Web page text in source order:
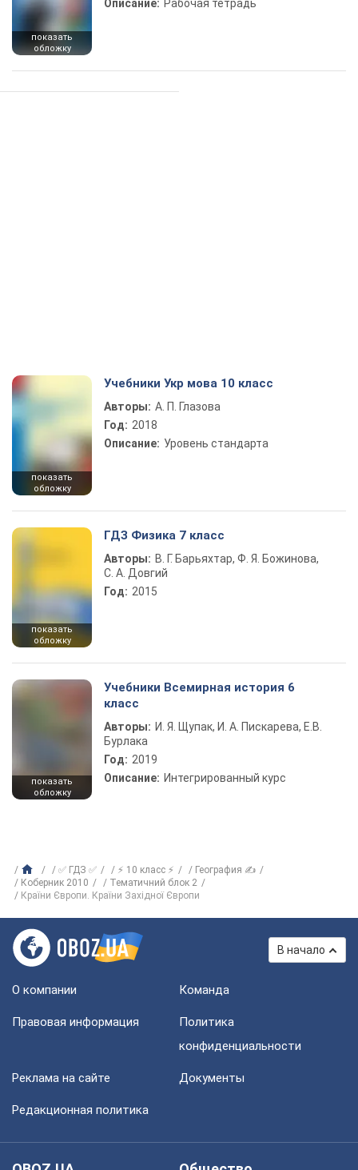
показать
обложку
Описание: Рабочая тетрадь
показать
обложку
Учебники Укр мова 10 класс
Авторы: А. П. Глазова
Год: 2018
Описание: Уровень стандарта
показать
обложку
ГДЗ Физика 7 класс
Авторы: В. Г. Барьяхтар, Ф. Я. Божинова,
С. А. Довгий
Год: 2015
показать
обложку
Учебники Всемирная история 6
класс
Авторы: И. Я. Щупак, И. А. Пискарева, Е.В.
Бурлака
Год: 2019
Описание: Интегрированный курс
✅ ГДЗ ✅ ⚡ 10 класс ⚡
География ✍
Коберник 2010
Тематичний блок 2
Країни Європи. Країни Західної Європи
В начало
О компании Команда
Правовая информация
Политика
конфиденциальности
Реклама на сайте Документы
Редакционная политика